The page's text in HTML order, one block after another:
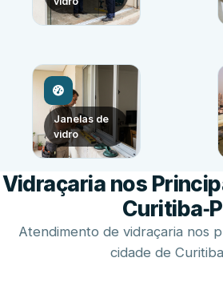
Janelas de
vidro
Vidraçaria nos
Atendimento de vidraçaria nos
cidade de